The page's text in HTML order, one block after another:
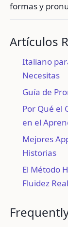
formas y
Artículos
Italiano
Necesitas
Guía de
Por Qué el
en el
Mejores
Historias
El Método
Fluidez Real